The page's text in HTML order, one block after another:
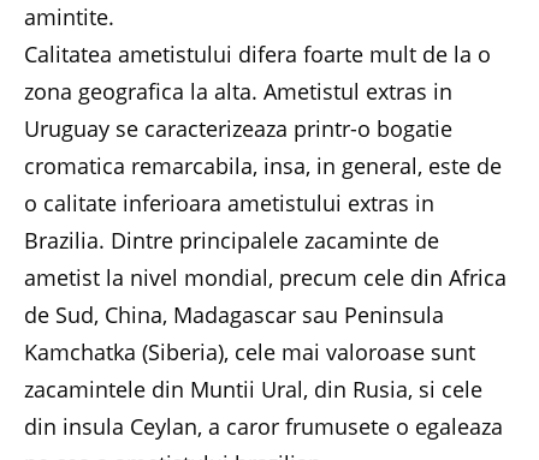
amintite.
Calitatea ametistului difera foarte mult de la o
zona geografica la alta. Ametistul extras in
Uruguay se caracterizeaza printr-o bogatie
cromatica remarcabila, insa, in general, este de
o calitate inferioara ametistului extras in
Brazilia. Dintre principalele zacaminte de
ametist la nivel mondial, precum cele din Africa
de Sud, China, Madagascar sau Peninsula
Kamchatka (Siberia), cele mai valoroase sunt
zacamintele din Muntii Ural, din Rusia, si cele
din insula Ceylan, a caror frumusete o egaleaza